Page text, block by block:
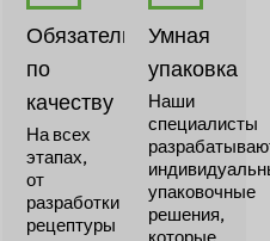
Обязательства
по
качеству
На всех
этапах,
от
разработки
рецептуры
Умная
упаковка
Наши
специалисты
упаковочные
решения,
которые